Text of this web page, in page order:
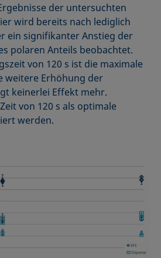
der untersuchten
wird bereits nach lediglich
ein signifikanter Anstieg der
polaren Anteils beobachtet.
von 120 s ist die maximale
weitere Erhöhung der
keinerlei Effekt mehr.
von 120 s als optimale
werden.